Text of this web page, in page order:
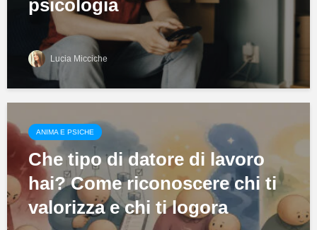
psicologia
Lucia Micciche
ANIMA E PSICHE
Che tipo di datore di lavoro
hai? Come riconoscere chi ti
valorizza e chi ti logora